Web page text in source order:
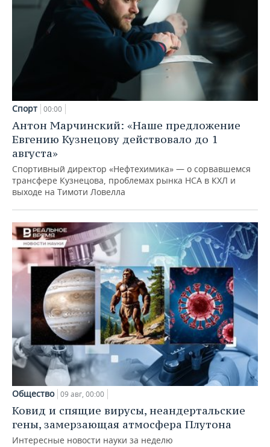
Спорт 00:00
Антон Марчинский: «Наше предложение
Евгению Кузнецову действовало до 1
августа»
Спортивный директор «Нефтехимика» — о сорвавшемся
трансфере Кузнецова, проблемах рынка НСА в КХЛ и
выходе на Тимоти Ловелла
Общество 09 авг, 00:00
Ковид и спящие вирусы, неандертальские
гены, замерзающая атмосфера Плутона
Интересные новости науки за неделю